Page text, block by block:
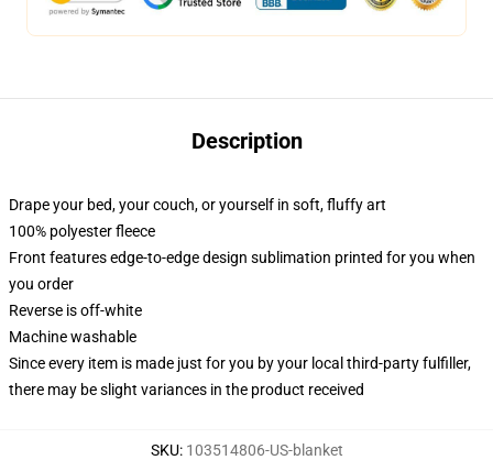
Description
Drape your bed, your couch, or yourself in soft, fluffy art
100% polyester fleece
Front features edge-to-edge design sublimation printed for you when
you order
Reverse is off-white
Machine washable
Since every item is made just for you by your local third-party fulfiller,
there may be slight variances in the product received
SKU: 103514806-US-blanket